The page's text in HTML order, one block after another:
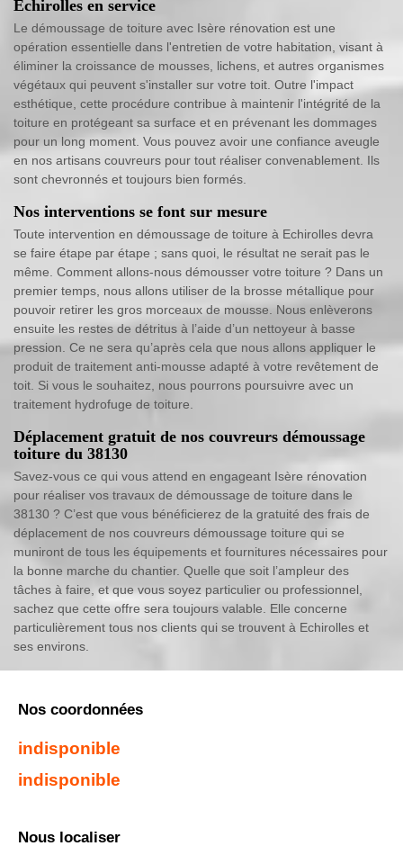
Echirolles en service
Le démoussage de toiture avec Isère rénovation est une
opération essentielle dans l'entretien de votre habitation, visant à
éliminer la croissance de mousses, lichens, et autres organismes
végétaux qui peuvent s'installer sur votre toit. Outre l'impact
esthétique, cette procédure contribue à maintenir l'intégrité de la
toiture en protégeant sa surface et en prévenant les dommages
pour un long moment. Vous pouvez avoir une confiance aveugle
en nos artisans couvreurs pour tout réaliser convenablement. Ils
sont chevronnés et toujours bien formés.
Nos interventions se font sur mesure
Toute intervention en démoussage de toiture à Echirolles devra
se faire étape par étape ; sans quoi, le résultat ne serait pas le
même. Comment allons-nous démousser votre toiture ? Dans un
premier temps, nous allons utiliser de la brosse métallique pour
pouvoir retirer les gros morceaux de mousse. Nous enlèverons
ensuite les restes de détritus à l’aide d’un nettoyeur à basse
pression. Ce ne sera qu’après cela que nous allons appliquer le
produit de traitement anti-mousse adapté à votre revêtement de
toit. Si vous le souhaitez, nous pourrons poursuivre avec un
traitement hydrofuge de toiture.
Déplacement gratuit de nos couvreurs démoussage
toiture du 38130
Savez-vous ce qui vous attend en engageant Isère rénovation
pour réaliser vos travaux de démoussage de toiture dans le
38130 ? C’est que vous bénéficierez de la gratuité des frais de
déplacement de nos couvreurs démoussage toiture qui se
muniront de tous les équipements et fournitures nécessaires pour
la bonne marche du chantier. Quelle que soit l’ampleur des
tâches à faire, et que vous soyez particulier ou professionnel,
sachez que cette offre sera toujours valable. Elle concerne
particulièrement tous nos clients qui se trouvent à Echirolles et
ses environs.
Nos coordonnées
indisponible
indisponible
Nous localiser